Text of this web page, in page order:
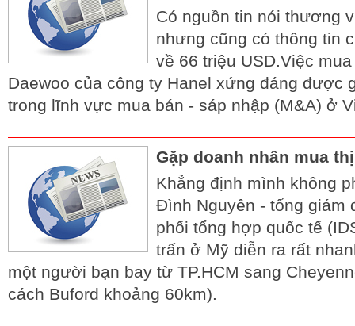
Có nguồn tin nói thương
nhưng cũng có thông tin
về 66 triệu USD.Việc
Daewoo của công ty Hanel xứng đáng được
trong lĩnh vực mua bán - sáp nhập (M&A) ở
Gặp doanh nhân mua
Khẳng định mình không
Đình Nguyên - tổng giám
phối tổng hợp quốc tế
trấn ở Mỹ diễn ra rất
một người bạn bay từ TP.HCM sang
cách Buford khoảng 60km).